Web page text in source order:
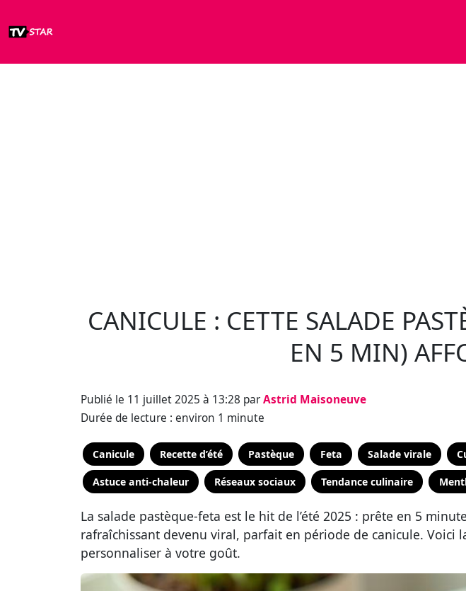
CANICULE : CETTE SALADE
EN 5 MIN)
Publié le 11 juillet 2025 à 13:28 parAstrid Maisoneuve
Durée de lecture : environ 1 minute
Canicule Recette d’été Pastèque Feta Salade virale
Astuce anti-chaleur Réseaux sociaux Tendance culinaire
La salade pastèque-feta est le hit de l’été 2025 : prête en 5
rafraîchissant devenu viral, parfait en période de canicule. Voici
personnaliser à votre goût.